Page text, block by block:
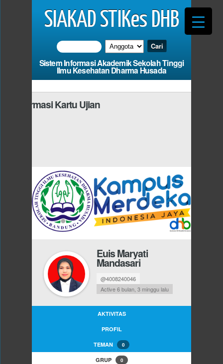
SIAKAD STIKes DHB
Sistem Informasi Akademik Sekolah Tinggi
Ilmu Kesehatan Dharma Husada
Informasi Kartu Ujian
Euis Maryati
Mandasari
@4008240046
Active 6 bulan, 3 minggu lalu
AKTIVITAS
PROFIL
TEMAN 0
GRUP 0